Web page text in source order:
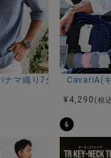
ナマ織り7分袖カプリシ
CavariA(
¥ 4,290 (税
6